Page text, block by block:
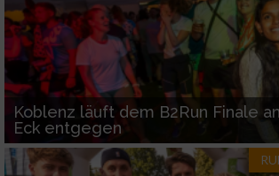
Koblenz läuft dem B2Run Finale
Eck entgegen